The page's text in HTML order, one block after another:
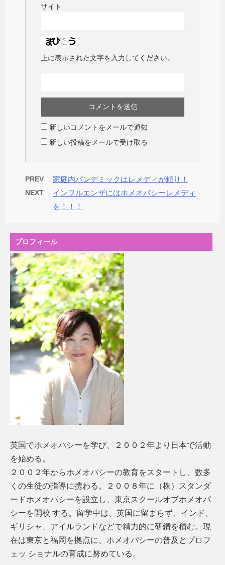
サイト
上に表示された文字を入力してください。
新しいコメントをメールで通知
新しい投稿をメールで受け取る
PREV 家庭内パンデミックはレメディが頼り！
NEXT
インフルエンザにはホメオパシーレメディ
を！！！
プロフィール
英国でホメオパシーを学び、２００２年より日本で活動
を始める。
２００２年からホメオパシーの教育をスタートし、数多
くの生徒の指導に携わる。２００８年に（株）スタンダ
ードホメオパシーを設立し、東京スクールオブホメオパ
シーを開校 する。留学中は、英国に留まらず、インド、
ギリシャ、アイルランドなどで精力的に研鑽を積む。現
在は東京と福岡を拠点に、ホメオパシーの普及とプロフ
ェッ ショナルの育成に努めている。